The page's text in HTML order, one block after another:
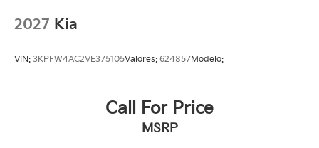
2027 Kia
VIN: 3KPFW4AC2VE375105Valores: 624857Modelo:
Call For Price
MSRP